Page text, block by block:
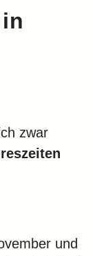
zwar
und